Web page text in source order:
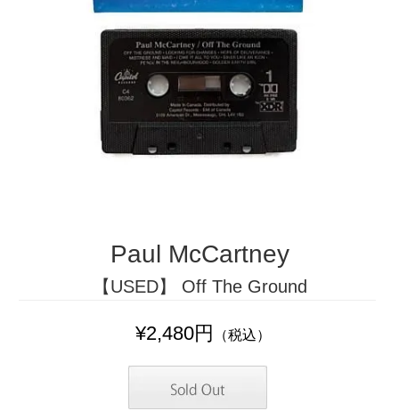
Paul McCartney
【USED】 Off The Ground
¥2,480円 （税込）